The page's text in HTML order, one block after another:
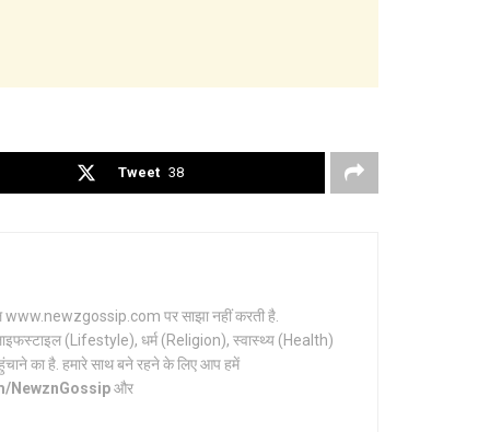
Tweet 38
www.newzgossip.com पर साझा नहीं करती है.
(Lifestyle), धर्म (Religion), स्वास्थ्य (Health)
का है. हमारे साथ बने रहने के लिए आप हमें
NewznGossipऔर